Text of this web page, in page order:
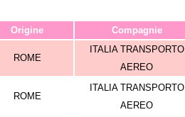
Origine Compagnie
ROME
ITALIA TRANSPORTO
AEREO
ROME
ITALIA TRANSPORTO
AEREO